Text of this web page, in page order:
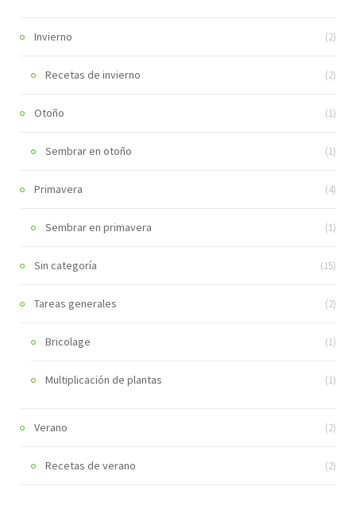
Invierno (2)
Recetas de invierno (2)
Otoño (1)
Sembrar en otoño (1)
Primavera (4)
Sembrar en primavera (1)
Sin categoría (15)
Tareas generales (2)
Bricolage (1)
Multiplicación de plantas (1)
Verano (2)
Recetas de verano (2)